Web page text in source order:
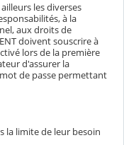
les diverses
à la
aux droits de
doivent souscrire à
lors de la première
d'assurer la
de passe permettant
la limite de leur besoin